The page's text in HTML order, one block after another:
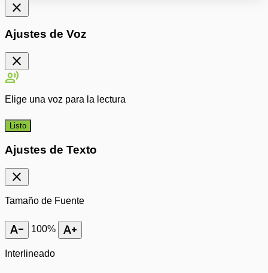
close
Ajustes de Voz
close
record_voice_over
Elige una voz para la lectura
Listo
Ajustes de Texto
close
Tamaño de Fuente
text_decrease 100% text_increase
Interlineado